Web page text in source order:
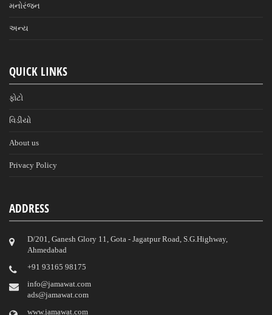
મનોરંજન
અન્ય
QUICK LINKS
ફોટો
વિડીયો
About us
Privacy Policy
ADDRESS
D/201, Ganesh Glory 11, Gota - Jagatpur Road, S.G.Highway,
Ahmedabad
‎+91 93165 98175
info@jamawat.com
ads@jamawat.com
www.jamawat.com